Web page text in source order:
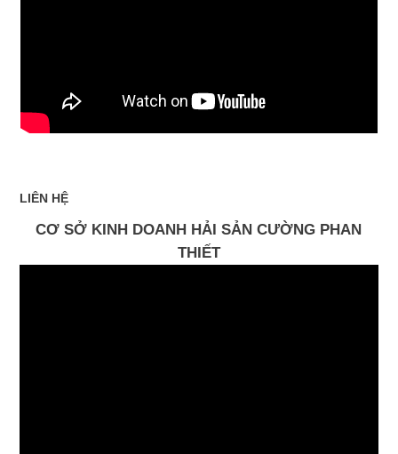
LIÊN HỆ
CƠ SỞ KINH DOANH HẢI SẢN CƯỜNG PHAN
THIẾT